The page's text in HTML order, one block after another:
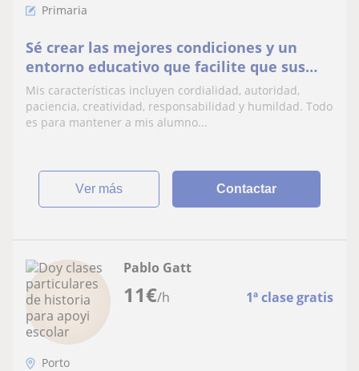
Primaria
Sé crear las mejores condiciones y un
entorno educativo que facilite que sus
alumnos aprendan. Reuno un amplio
abanico de habilidades personales y
profesionales. Además del conocimiento
Mis características incluyen cordialidad, autoridad,
paciencia, creatividad, responsabilidad y humildad. Todo
es para mantener a mis alumno...
ver más Contactar
11€/h 1ª clase gratis
Pablo Gatt
Porto